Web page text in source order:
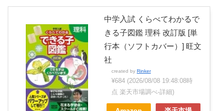
中学入試 くらべてわかるで
きる子図鑑 理科 改訂版 [単
行本（ソフトカバー）] 旺文
社
created by Rinker
¥684 (2026/08/08 19:48:08時
点 楽天市場調べ-詳細)